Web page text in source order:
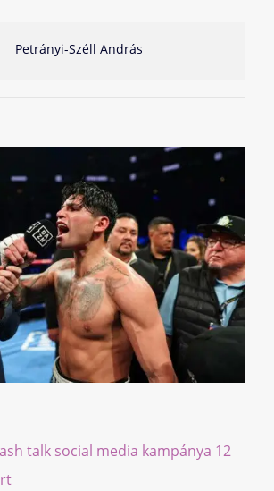
Petrányi-Széll András
talk social media kampánya 12